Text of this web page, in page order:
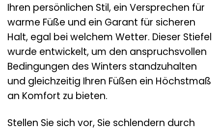
Ihren persönlichen Stil, ein Versprechen für
warme Füße und ein Garant für sicheren
Halt, egal bei welchem Wetter. Dieser Stiefel
wurde entwickelt, um den anspruchsvollen
Bedingungen des Winters standzuhalten
und gleichzeitig Ihren Füßen ein Höchstmaß
an Komfort zu bieten.
Stellen Sie sich vor, Sie schlendern durch